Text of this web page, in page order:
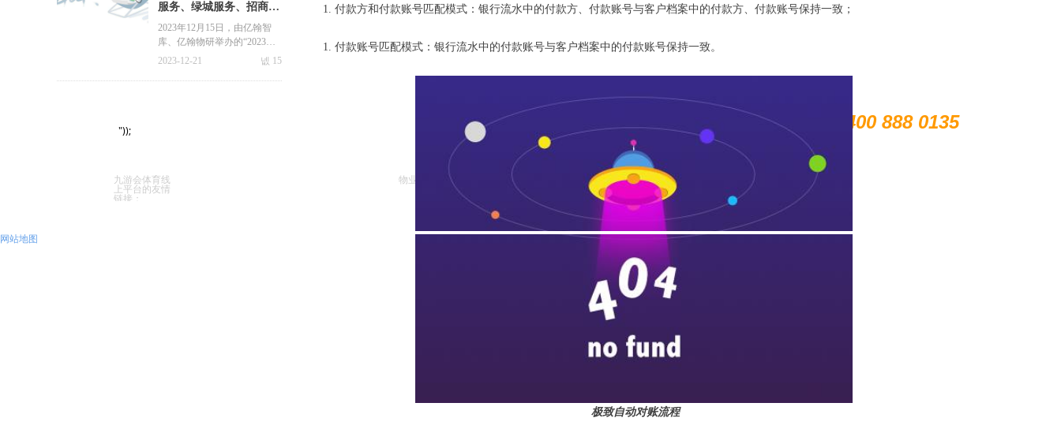
付款方和付款账号匹配模式：银行流水中的付款方、付款账号与客户档案中的付款方、付款账号保持一致；
付款账号匹配模式：银行流水中的付款账号与客户档案中的付款账号保持一致。
极致自动对账流程
服务、绿城服务、招商积
余等头部物企霸榜前十！
2023年12月15日，由亿翰智
库、亿翰物研举办的“2023不
动产行业高质量发展峰会暨超
会”，期间重磅发布《2023中
넶 15
2023-12-21
合作案例
九游会国际的简介
荣誉与资质
联系九游会体育线上平台
400 888 0135
售后电话：400 888 7266
九游会体育线
上平台的友情
链接：
人工服务
"));
物业管理系统
网站地图